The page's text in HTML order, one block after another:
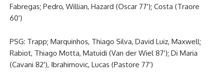
Fabregas; Pedro, Willian, Hazard (Oscar 77′); Costa (Traore
60′)
PSG: Trapp; Marquinhos, Thiago Silva, David Luiz, Maxwell;
Rabiot, Thiago Motta, Matuidi (Van der Wiel 87′); Di Maria
(Cavani 82′), Ibrahimovic, Lucas (Pastore 77′)